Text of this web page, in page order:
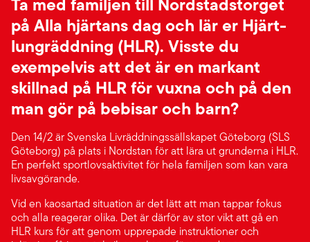
på Alla hjärtans dag och lär er Hjärt-
lungräddning (HLR). Visste du
exempelvis att det är en markant
skillnad på HLR för vuxna och på den
man gör på bebisar och barn?
Den 14/2 är Svenska Livräddningssällskapet Göteborg (SLS
Göteborg) på plats i Nordstan för att lära ut grunderna i HLR.
En perfekt sportlovsaktivitet för hela familjen som kan vara
livsavgörande.
Vid en kaosartad situation är det lätt att man tappar fokus
och alla reagerar olika. Det är därför av stor vikt att gå en
HLR kurs för att genom upprepade instruktioner och